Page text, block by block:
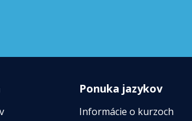
Ponuka jazykov
Informácie o kurzoch